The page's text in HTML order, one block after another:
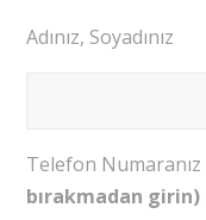
Adınız, Soyadınız
Telefon Numaranız
bırakmadan girin)